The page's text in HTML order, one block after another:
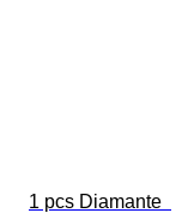
1 pcs Diamante